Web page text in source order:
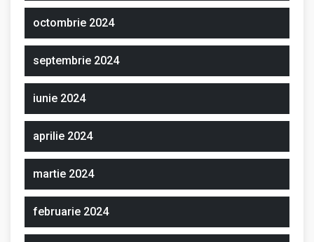
octombrie 2024
septembrie 2024
iunie 2024
aprilie 2024
martie 2024
februarie 2024